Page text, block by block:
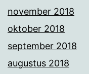
november 2018
oktober 2018
september 2018
augustus 2018